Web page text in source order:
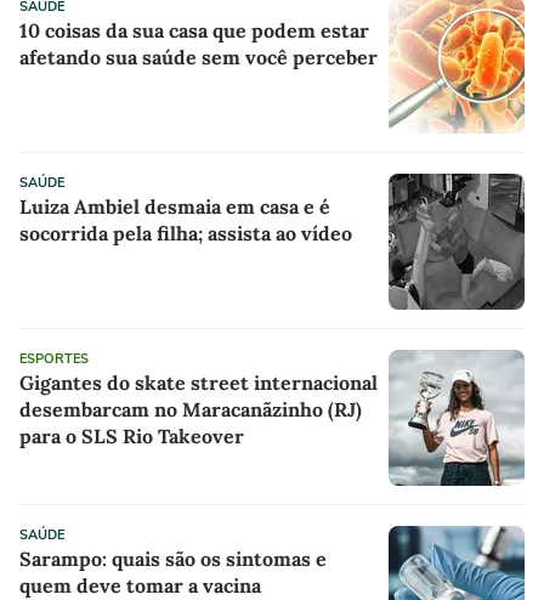
SAÚDE
10 coisas da sua casa que podem estar
afetando sua saúde sem você perceber
SAÚDE
Luiza Ambiel desmaia em casa e é
socorrida pela filha; assista ao vídeo
ESPORTES
Gigantes do skate street internacional
desembarcam no Maracanãzinho (RJ)
para o SLS Rio Takeover
SAÚDE
Sarampo: quais são os sintomas e
quem deve tomar a vacina